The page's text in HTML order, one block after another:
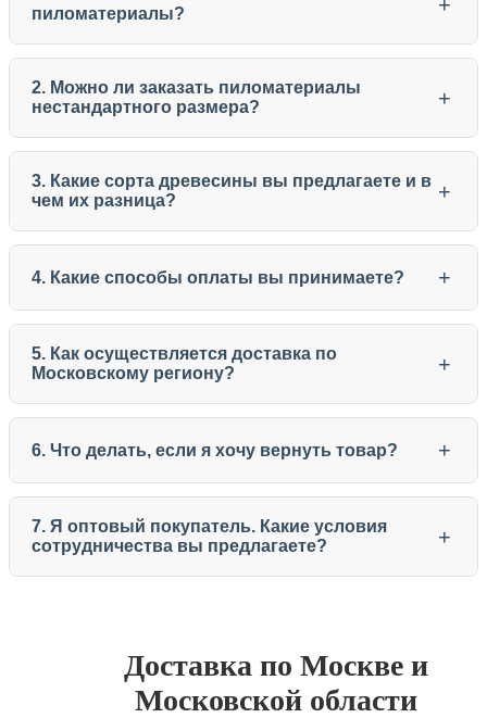
пиломатериалы?
2. Можно ли заказать пиломатериалы
нестандартного размера?
+
3. Какие сорта древесины вы предлагаете и в
чем их разница?
+
4. Какие способы оплаты вы принимаете? +
5. Как осуществляется доставка по
Московскому региону?
+
6. Что делать, если я хочу вернуть товар? +
7. Я оптовый покупатель. Какие условия
сотрудничества вы предлагаете?
+
Доставка по Москве и
Московской области